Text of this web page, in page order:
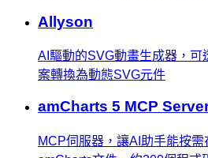
Allyson
AI驅動的SVG動畫生成器，
案轉換為動態SVG元件
amCharts 5 MCP
MCP伺服器，讓AI助手能按